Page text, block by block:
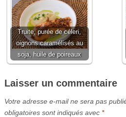
Truite, purée de céleri,
oignons caramélisés au
soja, huile de poireaux
Laisser un commentaire
Votre adresse e-mail ne sera pas
obligatoires sont indiqués avec *